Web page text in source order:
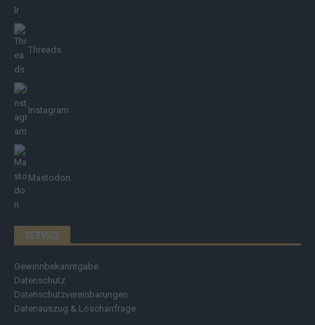
Threads
Instagram
Mastodon
SERVICE
Gewinnbekanntgabe
Datenschutz
Datenschutzvereinbarungen
Datenauszug & Löschanfrage